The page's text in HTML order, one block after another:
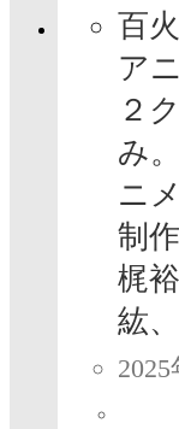
百
ア
２
み
ニ
制
梶
紘